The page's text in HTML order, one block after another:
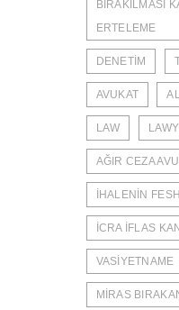
BIRAKILMASI
ERTELEME
DENETİM
AVUKAT
LAW
AĞIR CEZA
İHALENİN
İCRA İFLAS
VASİYETNAME
MİRAS